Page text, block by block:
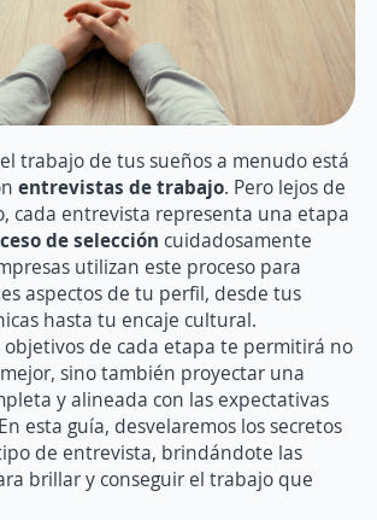
trabajo de tus sueños a menudo está
entrevistas de trabajo. Pero lejos de
cada entrevista representa una etapa
de selección cuidadosamente
utilizan este proceso para
aspectos de tu perfil, desde tus
hasta tu encaje cultural.
objetivos de cada etapa te permitirá no
sino también proyectar una
y alineada con las expectativas
esta guía, desvelaremos los secretos
de entrevista, brindándote las
brillar y conseguir el trabajo que